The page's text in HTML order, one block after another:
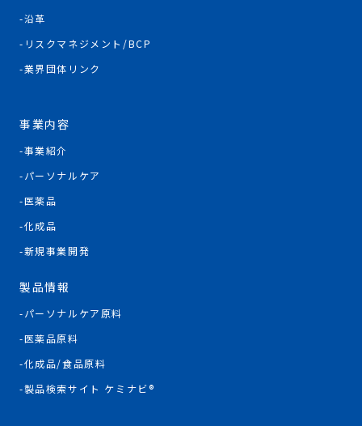
沿革
リスクマネジメント/BCP
業界団体リンク
事業内容
事業紹介
パーソナルケア
医薬品
化成品
新規事業開発
製品情報
パーソナルケア原料
医薬品原料
化成品/食品原料
製品検索サイト ケミナビ®